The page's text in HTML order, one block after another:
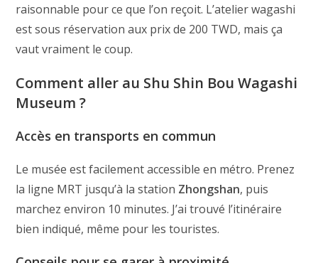
raisonnable pour ce que l’on reçoit. L’atelier wagashi
est sous réservation aux prix de 200 TWD, mais ça
vaut vraiment le coup.
Comment aller au Shu Shin Bou Wagashi
Museum ?
Accès en transports en commun
Le musée est facilement accessible en métro. Prenez
la ligne MRT jusqu’à la station Zhongshan, puis
marchez environ 10 minutes. J’ai trouvé l’itinéraire
bien indiqué, même pour les touristes.